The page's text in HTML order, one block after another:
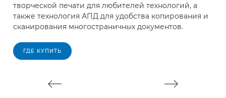
творческой печати для любителей технологий, а
также технология АПД для удобства копирования и
сканирования многостраничных документов.
ГДЕ КУПИТЬ